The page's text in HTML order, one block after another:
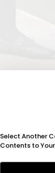
Select Another
Contents to